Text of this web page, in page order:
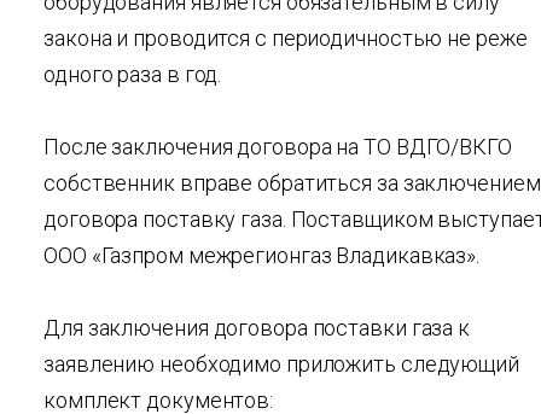
закона и проводится с периодичностью не реже
одного раза в год.
После заключения договора на ТО ВДГО/ВКГО
собственник вправе обратиться за заключением
договора поставку газа. Поставщиком
ООО «Газпром межрегионгаз Владикавказ».
Для заключения договора поставки газа к
заявлению необходимо приложить следующий
комплект документов: